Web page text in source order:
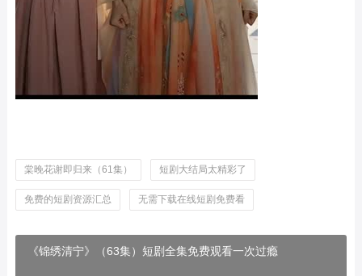
棠晚花谢即归来（61集） 短剧大结局太精彩了
免费的短剧资源汇总 无需下载在线短剧免费看
《锦绣清宁》（63集）短剧全集免费观看一次过瘾